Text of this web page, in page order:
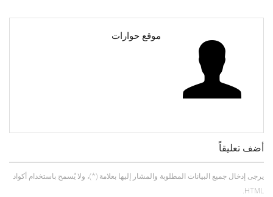
موقع حوارات
أضف تعليقاً
يرجى إدخال جميع البيانات المطلوبة والمشار إليها بعلامة (*)، ولا يُسمح باستخدام أكواد
HTML.